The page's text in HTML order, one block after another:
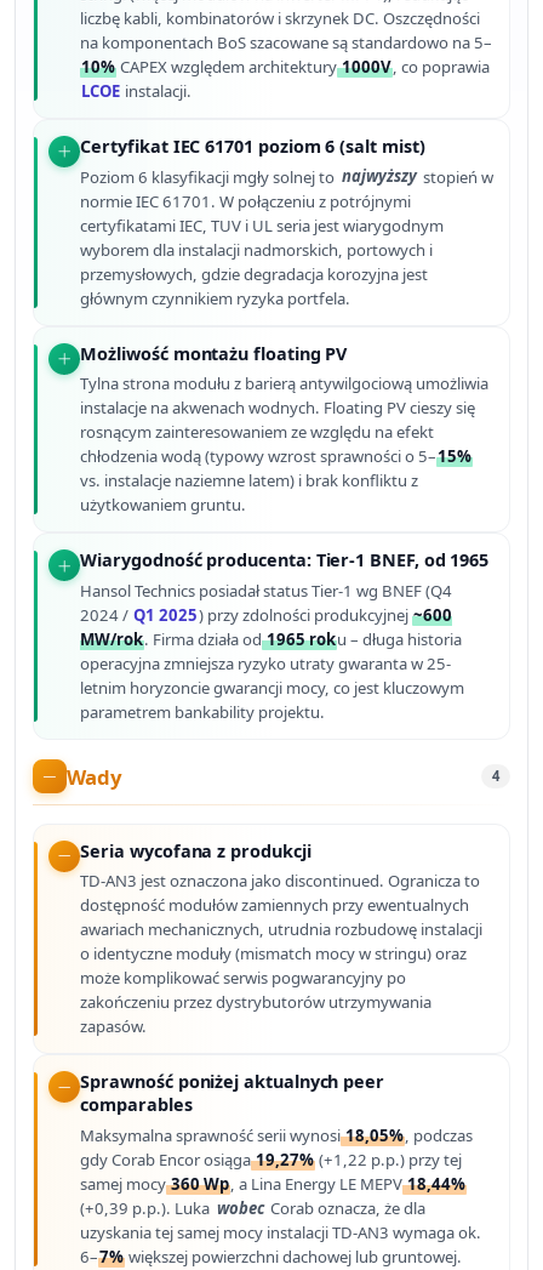
liczbę kabli, kombinatorów i skrzynek DC. Oszczędności
na komponentach BoS szacowane są standardowo na 5–
10% CAPEX względem architektury1000V, co poprawia
LCOE instalacji.
Certyfikat IEC 61701 poziom 6 (salt mist)
Poziom 6 klasyfikacji mgły solnej to najwyższy stopień w
normie IEC 61701. W połączeniu z potrójnymi
certyfikatami IEC, TUV i UL seria jest wiarygodnym
wyborem dla instalacji nadmorskich, portowych i
przemysłowych, gdzie degradacja korozyjna jest
głównym czynnikiem ryzyka portfela.
Możliwość montażu floating PV
Tylna strona modułu z barierą antywilgociową umożliwia
instalacje na akwenach wodnych. Floating PV cieszy się
rosnącym zainteresowaniem ze względu na efekt
chłodzenia wodą (typowy wzrost sprawności o 5–15%
vs. instalacje naziemne latem) i brak konfliktu z
użytkowaniem gruntu.
Wiarygodność producenta: Tier-1 BNEF, od 1965
Hansol Technics posiadał status Tier-1 wg BNEF (Q4
2024 / Q1 2025) przy zdolności produkcyjnej~600
MW/rok. Firma działa od1965 roku – długa historia
operacyjna zmniejsza ryzyko utraty gwaranta w 25-
letnim horyzoncie gwarancji mocy, co jest kluczowym
parametrem bankability projektu.
Wady 4
Seria wycofana z produkcji
TD-AN3 jest oznaczona jako discontinued. Ogranicza to
dostępność modułów zamiennych przy ewentualnych
awariach mechanicznych, utrudnia rozbudowę instalacji
o identyczne moduły (mismatch mocy w stringu) oraz
może komplikować serwis pogwarancyjny po
zakończeniu przez dystrybutorów utrzymywania
zapasów.
Sprawność poniżej aktualnych peer
comparables
Maksymalna sprawność serii wynosi18,05%, podczas
gdy Corab Encor osiąga19,27% (+1,22 p.p.) przy tej
samej mocy360 Wp, a Lina Energy LE MEPV18,44%
(+0,39 p.p.). Luka wobec Corab oznacza, że dla
uzyskania tej samej mocy instalacji TD-AN3 wymaga ok.
6–7% większej powierzchni dachowej lub gruntowej.